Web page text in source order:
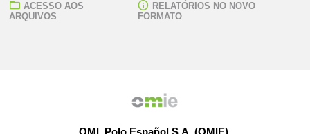
ACESSO AOS
ARQUIVOS
RELATÓRIOS NO NOVO
FORMATO
OMI, Polo Español S.A. (OMIE)